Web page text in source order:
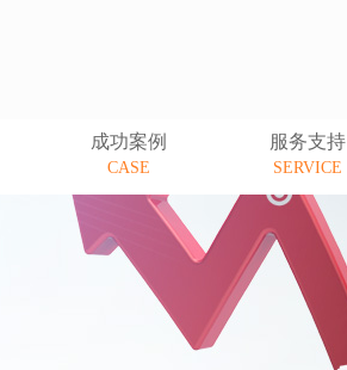
成功案例
CASE
服务支持
SERVICE